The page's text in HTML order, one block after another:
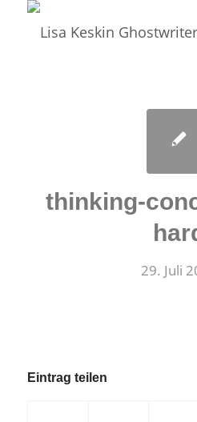
thinking-
29. Juli
Eintrag teilen